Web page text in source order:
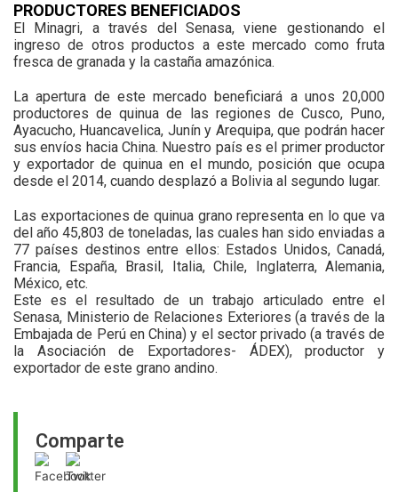
Comparte
PRODUCTORES BENEFICIADOS
El Minagri, a través del Senasa, viene gestionando el
ingreso de otros productos a este mercado como fruta
fresca de granada y la castaña amazónica.
La apertura de este mercado beneficiará a unos 20,000
productores de quinua de las regiones de Cusco, Puno,
Ayacucho, Huancavelica, Junín y Arequipa, que podrán hacer
sus envíos hacia China. Nuestro país es el primer productor
y exportador de quinua en el mundo, posición que ocupa
desde el 2014, cuando desplazó a Bolivia al segundo lugar.
Las exportaciones de quinua grano representa en lo que va
del año 45,803 de toneladas, las cuales han sido enviadas a
77 países destinos entre ellos: Estados Unidos, Canadá,
Francia, España, Brasil, Italia, Chile, Inglaterra, Alemania,
México, etc.
Este es el resultado de un trabajo articulado entre el
Senasa, Ministerio de Relaciones Exteriores (a través de la
Embajada de Perú en China) y el sector privado (a través de
la Asociación de Exportadores- ÁDEX), productor y
exportador de este grano andino.